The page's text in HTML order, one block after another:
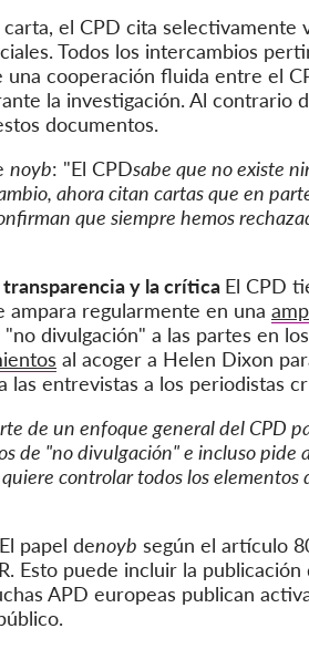
carta, el CPD cita
Todos los intercambios
una cooperación fluida entre el
la investigación. Al contrario
documentos.
noyb: "El CPDsabe que no existe
ahora citan cartas que en
que siempre hemos
y la crítica El CPD
ampara regularmente en una
divulgación" a las partes en
al acoger a Helen Dixon
las entrevistas a los periodistas
de un enfoque general del CPD
de "no divulgación" e incluso
controlar todos los
El papel denoyb según el artículo
Esto puede incluir la
APD europeas publican